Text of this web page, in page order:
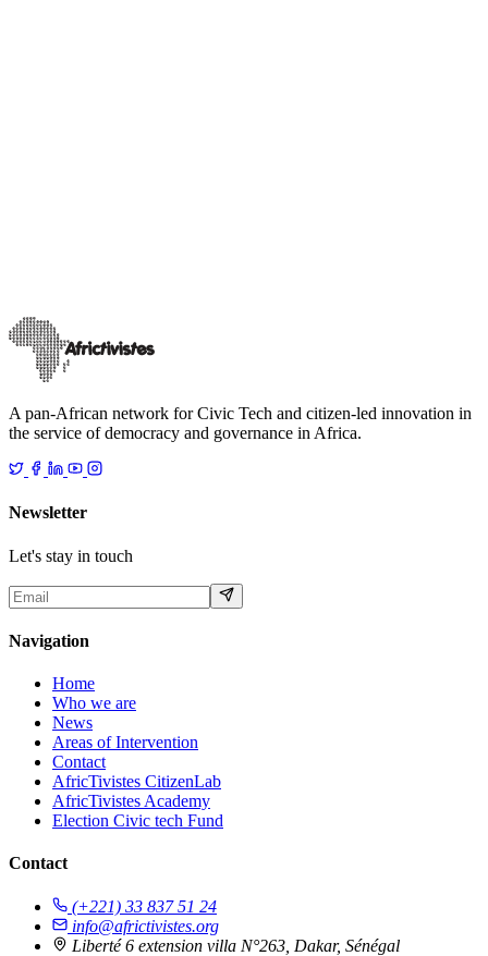
10 octobre 2025
A pan-African network for Civic Tech and citizen-led innovation in
the service of democracy and governance in Africa.
Newsletter
Let's stay in touch
Navigation
Home
Who we are
News
Areas of Intervention
Contact
AfricTivistes CitizenLab
AfricTivistes Academy
Election Civic tech Fund
Contact
(+221) 33 837 51 24
info@africtivistes.org
Liberté 6 extension villa N°263, Dakar, Sénégal